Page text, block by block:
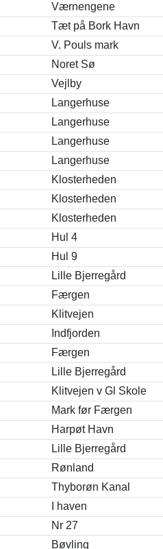
Værnengene
Tæt på Bork Havn
V. Pouls mark
Noret Sø
Vejlby
Langerhuse
Langerhuse
Langerhuse
Langerhuse
Klosterheden
Klosterheden
Klosterheden
Hul 4
Hul 9
Lille Bjerregård
Færgen
Klitvejen
Indfjorden
Færgen
Lille Bjerregård
Klitvejen v Gl Skole
Mark før Færgen
Harpøt Havn
Lille Bjerregård
Rønland
Thyborøn Kanal
I haven
Nr 27
Bøvling